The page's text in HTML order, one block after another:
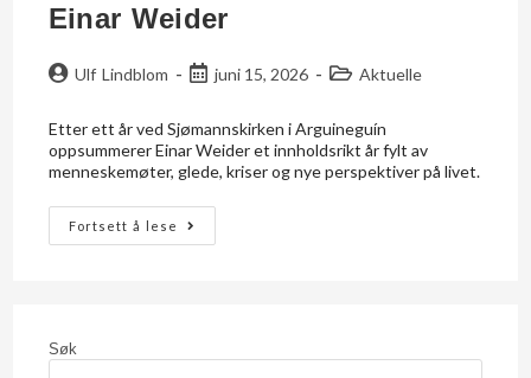
Einar Weider
Ulf Lindblom juni 15, 2026 Aktuelle
Etter ett år ved Sjømannskirken i Arguineguín
oppsummerer Einar Weider et innholdsrikt år fylt av
menneskemøter, glede, kriser og nye perspektiver på livet.
Fortsett å lese
Søk